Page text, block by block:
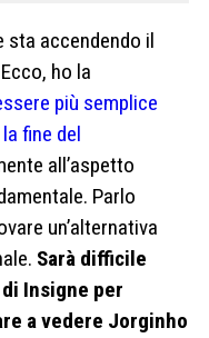
sta accendendo il
ho la
più semplice
fine del
all’aspetto
Parlo
un’alternativa
Sarà difficile
Insigne per
a vedere Jorginho